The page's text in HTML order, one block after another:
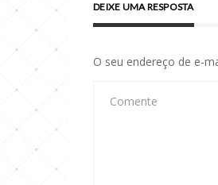
DEIXE UMA RESPOSTA
O seu endereço de e-